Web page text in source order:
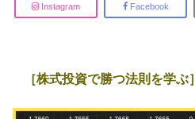
Instagram Facebook
［株式投資で勝つ法則を学ぶ］